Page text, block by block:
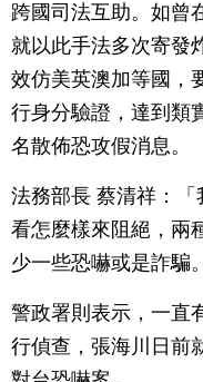
跨國司法互助。如曾
就以此手法多次寄發
效仿美英澳加等國，
行身分驗證，達到類
名散佈恐攻假消息。
法務部長 蔡清祥：「
看怎麼樣來阻絕，兩
少一些恐嚇或是詐騙
警政署則表示，一直
行偵查，張海川日前